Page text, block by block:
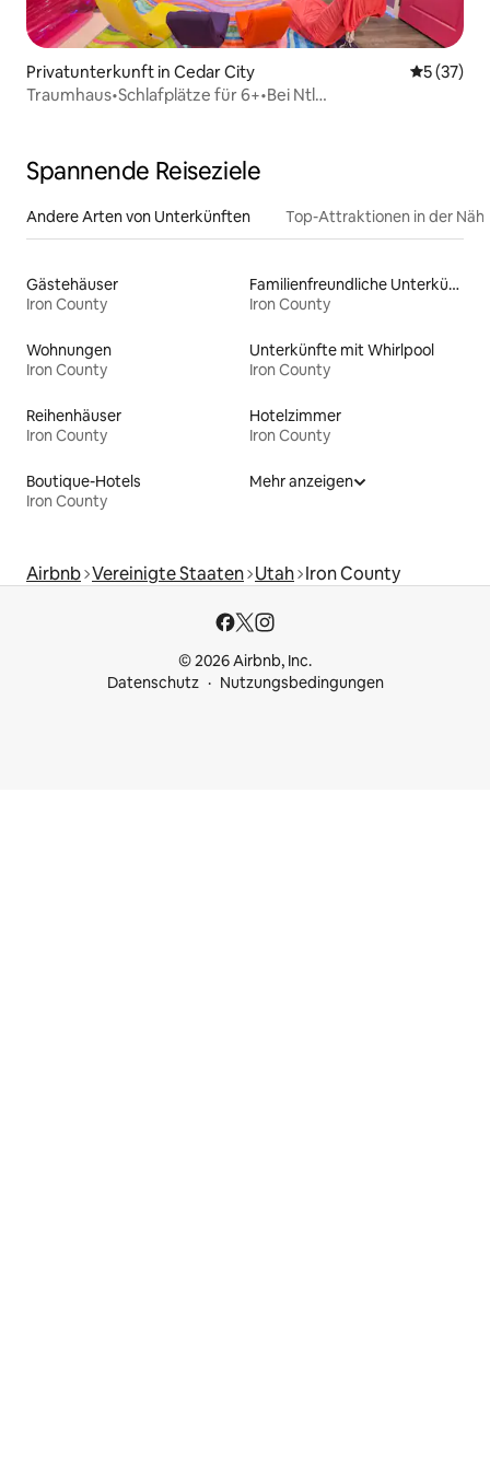
(Blackstone-Grillplatte) für die Gäste zur
Verfügung steht, sind die Gäste dafür
verantwortlich, den Propangastank bei
Bedarf nachzufüllen.
Privatunterkunft in Cedar City
5 (37)
Traumhaus•Schlafplätze für 6+•Bei Ntl
Spannende Reiseziele
Andere Arten von Unterkünften Top-Attraktionen in der
Gästehäuser
Iron County
Familienfreundliche Unterkünfte
Iron County
Wohnungen
Iron County
Unterkünfte mit Whirlpool
Iron County
Reihenhäuser
Iron County
Hotelzimmer
Iron County
Boutique-Hotels
Iron County
Mehr anzeigen
Airbnb Vereinigte Staaten Utah Iron County
© 2026 Airbnb, Inc.
Datenschutz
Nutzungsbedingungen